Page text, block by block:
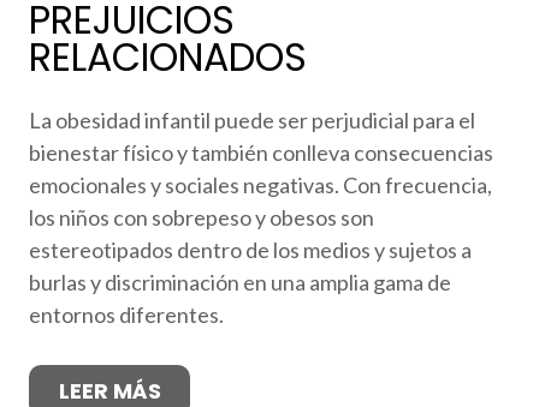
PREJUICIOS
RELACIONADOS
La obesidad infantil puede ser perjudicial para el
bienestar físico y también conlleva consecuencias
emocionales y sociales negativas. Con frecuencia,
los niños con sobrepeso y obesos son
estereotipados dentro de los medios y sujetos a
burlas y discriminación en una amplia gama de
entornos diferentes.
LEER MÁS